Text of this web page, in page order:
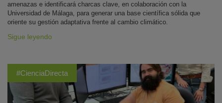
amenazas e identificará charcas clave, en colaboración con la
Universidad de Málaga, para generar una base científica sólida que
oriente su gestión adaptativa frente al cambio climático.
Sigue leyendo
#CienciaDirecta